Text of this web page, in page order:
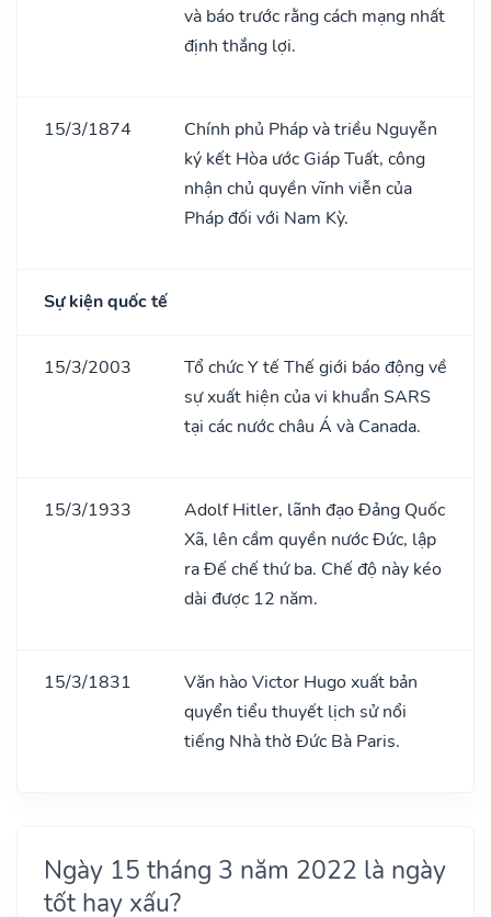
và báo trước rằng cách mạng nhất
định thắng lợi.
15/3/1874
Chính phủ Pháp và triều Nguyễn
ký kết Hòa ước Giáp Tuất, công
nhận chủ quyền vĩnh viễn của
Pháp đối với Nam Kỳ.
Sự kiện quốc tế
15/3/2003
Tổ chức Y tế Thế giới báo động về
sự xuất hiện của vi khuẩn SARS
tại các nước châu Á và Canada.
15/3/1933
Adolf Hitler, lãnh đạo Đảng Quốc
Xã, lên cầm quyền nước Đức, lập
ra Đế chế thứ ba. Chế độ này kéo
dài được 12 năm.
15/3/1831
Văn hào Victor Hugo xuất bản
quyển tiểu thuyết lịch sử nổi
tiếng Nhà thờ Đức Bà Paris.
Ngày 15 tháng 3 năm 2022 là ngày
tốt hay xấu?